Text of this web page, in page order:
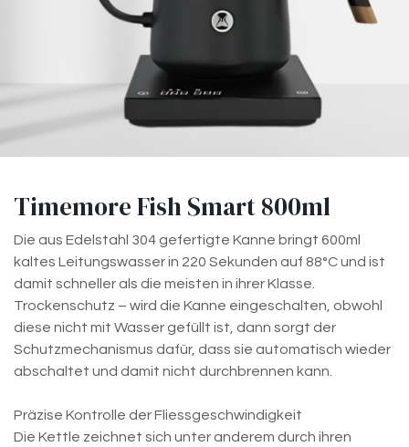
Timemore Fish Smart 800ml
Die aus Edelstahl 304 gefertigte Kanne bringt 600ml
kaltes Leitungswasser in 220 Sekunden auf 88°C und ist
damit schneller als die meisten in ihrer Klasse.
Trockenschutz – wird die Kanne eingeschalten, obwohl
diese nicht mit Wasser gefüllt ist, dann sorgt der
Schutzmechanismus dafür, dass sie automatisch wieder
abschaltet und damit nicht durchbrennen kann.
Präzise Kontrolle der Fliessgeschwindigkeit
Die Kettle zeichnet sich unter anderem durch ihren